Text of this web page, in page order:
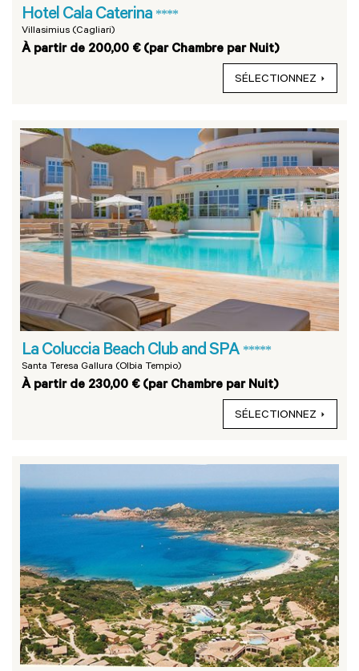
Hotel Cala Caterina ****
Villasimius (Cagliari)
À partir de 200,00 € (par Chambre par Nuit)
SÉLECTIONNEZ
La Coluccia Beach Club and SPA *****
Santa Teresa Gallura (Olbia Tempio)
À partir de 230,00 € (par Chambre par Nuit)
SÉLECTIONNEZ